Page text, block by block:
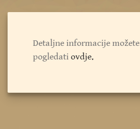
Detaljne informacije možete
pogledatiovdje.